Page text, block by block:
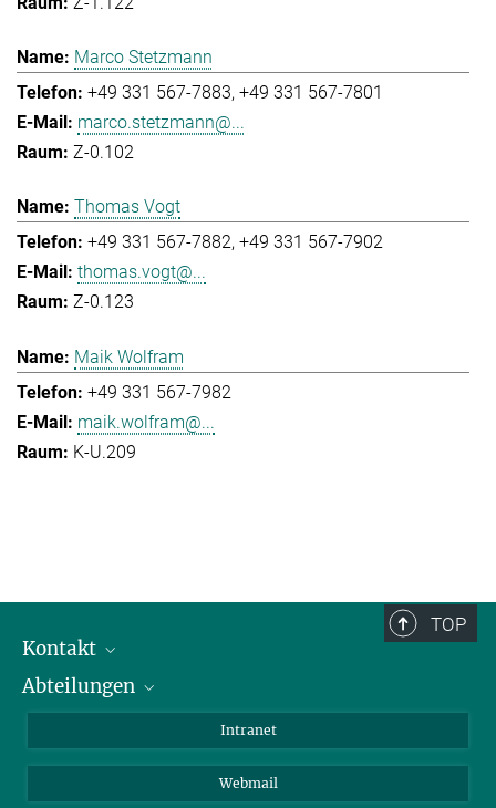
Marco Stetzmann
+49 331 567-7883 +49 331 567-7801
marco.stetzmann@...
Z-0.102
Thomas Vogt
+49 331 567-7882 +49 331 567-7902
thomas.vogt@...
Z-0.123
Maik Wolfram
+49 331 567-7982
maik.wolfram@...
K-U.209
TOP
Kontakt
Mitarbeiterverzeichnis
Abteilungen
Kolloidchemie
Intranet
Webmail